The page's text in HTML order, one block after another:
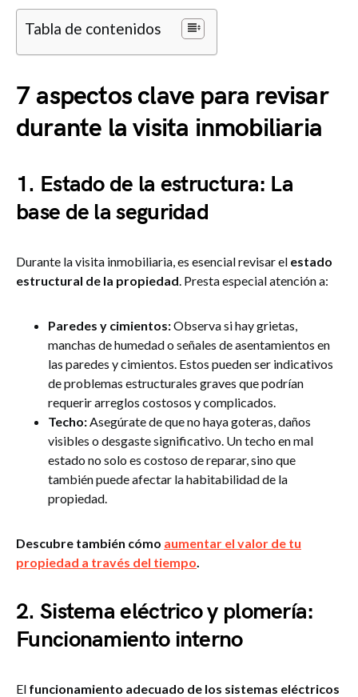
Tabla de contenidos
7 aspectos clave para revisar
durante la visita inmobiliaria
1. Estado de la estructura: La
base de la seguridad
Durante la visita inmobiliaria, es esencial revisar el estado
estructural de la propiedad. Presta especial atención a:
Paredes y cimientos:Observa si hay grietas,
manchas de humedad o señales de asentamientos en
las paredes y cimientos. Estos pueden ser indicativos
de problemas estructurales graves que podrían
requerir arreglos costosos y complicados.
Techo:Asegúrate de que no haya goteras, daños
visibles o desgaste significativo. Un techo en mal
estado no solo es costoso de reparar, sino que
también puede afectar la habitabilidad de la
propiedad.
Descubre también cómo aumentar el valor de tu
propiedad a través del tiempo.
2. Sistema eléctrico y plomería:
Funcionamiento interno
El funcionamiento adecuado de los sistemas eléctricos